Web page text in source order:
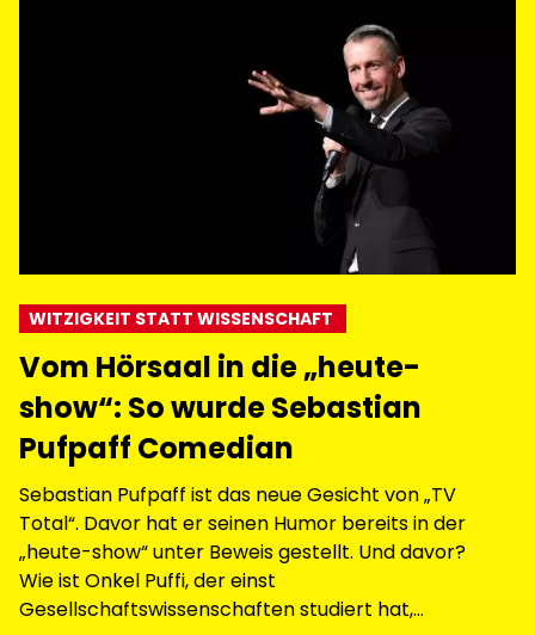
WITZIGKEIT STATT WISSENSCHAFT
Vom Hörsaal in die „heute-
show“: So wurde Sebastian
Pufpaff Comedian
Sebastian Pufpaff ist das neue Gesicht von „TV
Total“. Davor hat er seinen Humor bereits in der
„heute-show“ unter Beweis gestellt. Und davor?
Wie ist Onkel Puffi, der einst
Gesellschaftswissenschaften studiert hat,